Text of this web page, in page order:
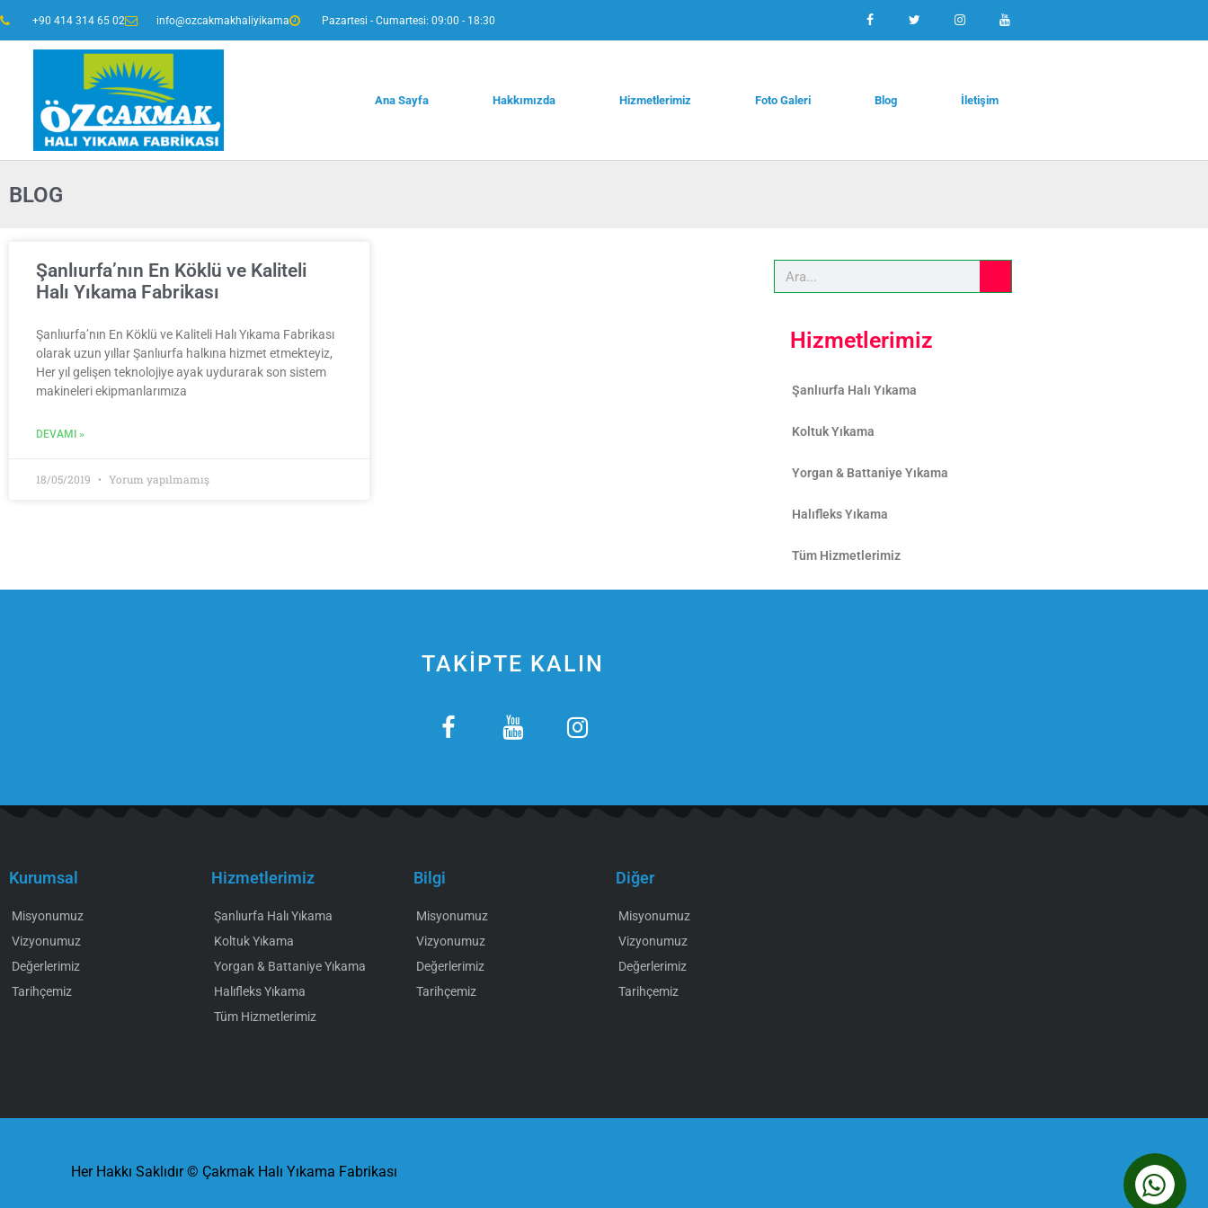
+90 414 314 65 02 info@ozcakmakhaliyikama Pazartesi - Cumartesi: 09:00 - 18:30
Ana Sayfa Hakkımızda Hizmetlerimiz Foto Galeri Blog İletişim
BLOG
Şanlıurfa’nın En Köklü ve Kaliteli
Halı Yıkama Fabrikası
Şanlıurfa’nın En Köklü ve Kaliteli Halı Yıkama Fabrikası
olarak uzun yıllar Şanlıurfa halkına hizmet etmekteyiz,
Her yıl gelişen teknolojiye ayak uydurarak son sistem
makineleri ekipmanlarımıza
DEVAMI »
18/05/2019 Yorum yapılmamış
Hizmetlerimiz
Şanlıurfa Halı Yıkama
Koltuk Yıkama
Yorgan & Battaniye Yıkama
Halıfleks Yıkama
Tüm Hizmetlerimiz
TAKİPTE KALIN
Kurumsal
Misyonumuz
Vizyonumuz
Değerlerimiz
Tarihçemiz
Hizmetlerimiz
Şanlıurfa Halı Yıkama
Koltuk Yıkama
Yorgan & Battaniye Yıkama
Halıfleks Yıkama
Tüm Hizmetlerimiz
Bilgi
Misyonumuz
Vizyonumuz
Değerlerimiz
Tarihçemiz
Diğer
Misyonumuz
Vizyonumuz
Değerlerimiz
Tarihçemiz
Her Hakkı Saklıdır © Çakmak Halı Yıkama Fabrikası